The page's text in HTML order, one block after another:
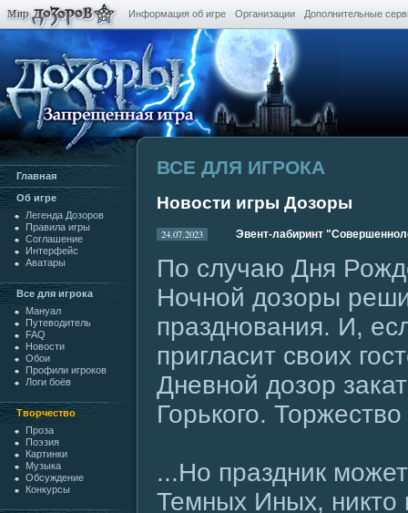
Информация об игре Организации Дополнительные
Главная
Oб игре
Легенда Дозоров
Правила игры
Cоглашение
Интерфейс
Аватары
Все для игрока
Мануал
Путеводитель
FAQ
Новости
Обои
Профили игроков
Логи боёв
Творчество
Проза
Поэзия
Картинки
Музыка
Обсуждение
Конкурсы
ВСЕ ДЛЯ ИГРОКА
Новости игры Дозоры
24.07.2023 Эвент-лабиринт
По случаю Дня
Ночной дозоры
празднования. И,
пригласит своих
Дневной дозор
Горького.
...Но праздник
Темных Иных, никто